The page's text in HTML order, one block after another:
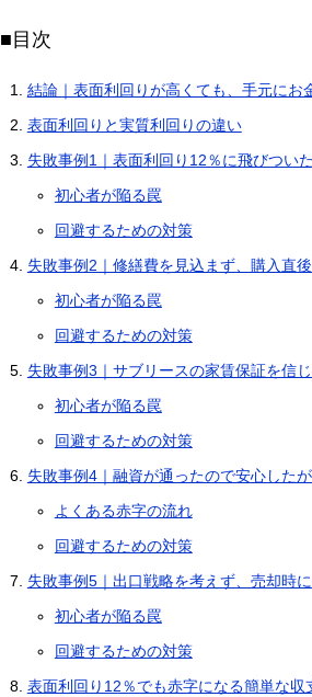
■目次
結論｜表面利回りが高くても、手元にお
表面利回りと実質利回りの違い
失敗事例1｜表面利回り12％に飛びつい
初心者が陥る罠
回避するための対策
失敗事例2｜修繕費を見込まず、購入直
初心者が陥る罠
回避するための対策
失敗事例3｜サブリースの家賃保証を信
初心者が陥る罠
回避するための対策
失敗事例4｜融資が通ったので安心した
よくある赤字の流れ
回避するための対策
失敗事例5｜出口戦略を考えず、売却時
初心者が陥る罠
回避するための対策
表面利回り12％でも赤字になる簡単な収